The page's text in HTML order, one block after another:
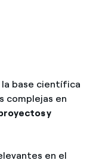
base científica
complejas en
y
en el